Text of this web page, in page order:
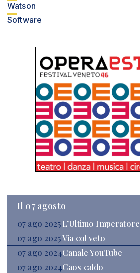
Watson
Software
Il 07 agosto
07 ago 2025 L’Ultimo Imperatore
07 ago 2025Via col veto
07 ago 2024Canale YouTube
07 ago 2024Caos caldo